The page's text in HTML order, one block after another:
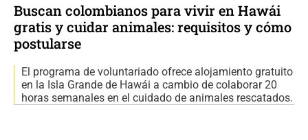
Buscan colombianos para vivir en Hawái
gratis y cuidar animales: requisitos y cómo
postularse
El programa de voluntariado ofrece alojamiento gratuito
en la Isla Grande de Hawái a cambio de colaborar 20
horas semanales en el cuidado de animales rescatados.